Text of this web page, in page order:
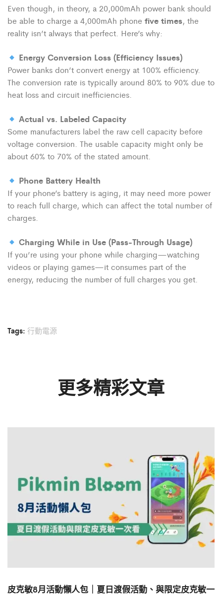
Even though, in theory, a 20,000mAh power bank should
be able to charge a 4,000mAh phone five times, the
reality isn’t always that perfect. Here’s why:
Energy Conversion Loss (Efficiency Issues)
Power banks don’t convert energy at 100% efficiency.
The conversion rate is typically around 80% to 90% due to
heat loss and circuit inefficiencies.
Actual vs. Labeled Capacity
Some manufacturers label the raw cell capacity before
voltage conversion. The usable capacity might only be
about 60% to 70% of the stated amount.
Phone Battery Health
If your phone’s battery is aging, it may need more power
to reach full charge, which can affect the total number of
charges.
Charging While in Use (Pass-Through Usage)
If you’re using your phone while charging—watching
videos or playing games—it consumes part of the
energy, reducing the number of full charges you get.
Tags: 行動電源
更多精彩文章
皮克敏8月活動懶人包｜夏日渡假活動、與限定皮克敏一